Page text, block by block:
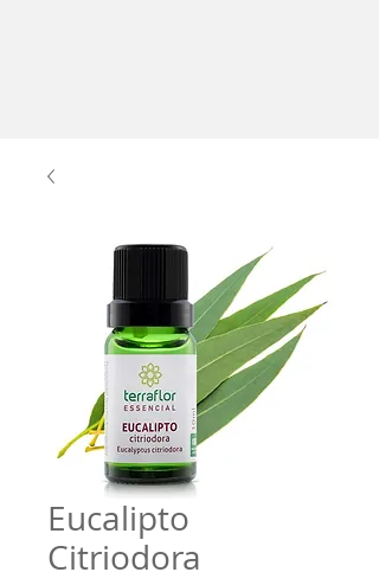
Eucalipto
Citriodora